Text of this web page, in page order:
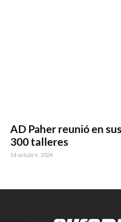
AD Paher reunió en
300 talleres
14 octubre, 2024